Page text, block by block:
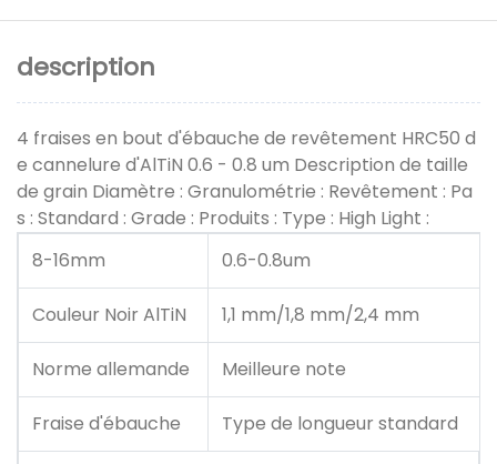
description
4 fraises en bout d'ébauche de revêtement HRC50 d
e cannelure d'AlTiN 0.6 - 0.8 um Description de taille
de grain Diamètre : Granulométrie : Revêtement : Pa
s : Standard : Grade : Produits : Type : High Light :
8-16mm
0.6-0.8um
Couleur Noir AlTiN 1,1 mm/1,8 mm/2,4 mm
Norme allemande Meilleure note
Fraise d'ébauche Type de longueur standard